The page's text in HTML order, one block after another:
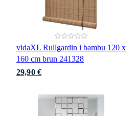
vidaXL Rullgardin i bambu 120 x
160 cm brun 241328
29,90 €